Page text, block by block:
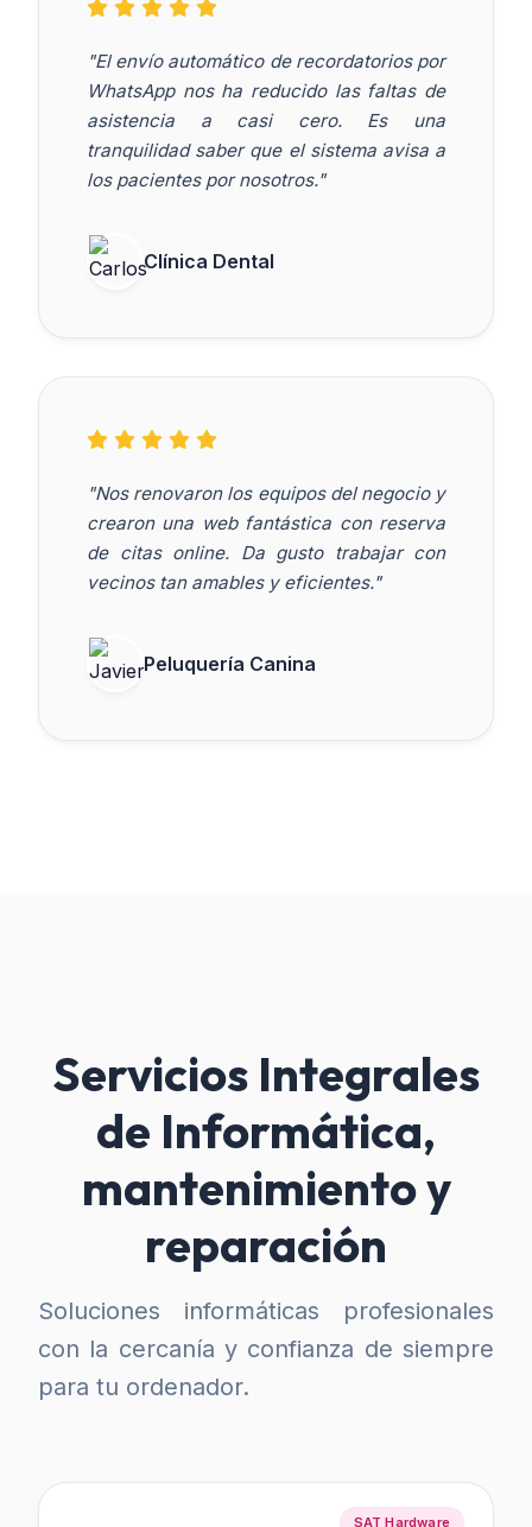
"El envío automático de recordatorios por
WhatsApp nos ha reducido las faltas de
asistencia a casi cero. Es una
tranquilidad saber que el sistema avisa a
los pacientes por nosotros."
Clínica Dental
"Nos renovaron los equipos del negocio y
crearon una web fantástica con reserva
de citas online. Da gusto trabajar con
vecinos tan amables y eficientes."
Peluquería Canina
Servicios Integrales
de Informática,
mantenimiento y
reparación
Soluciones informáticas profesionales
con la cercanía y confianza de siempre
para tu ordenador.
SAT Hardware